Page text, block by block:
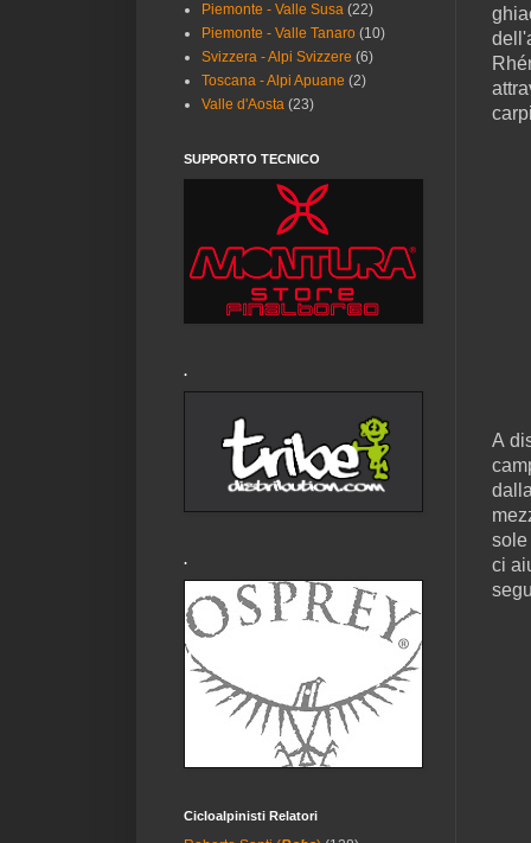
A
sole
ci
Piemonte - Valle Susa (22)
Piemonte - Valle Tanaro (10)
Svizzera - Alpi Svizzere (6)
Toscana - Alpi Apuane (2)
Valle d'Aosta (23)
SUPPORTO TECNICO
.
.
Cicloalpinisti Relatori